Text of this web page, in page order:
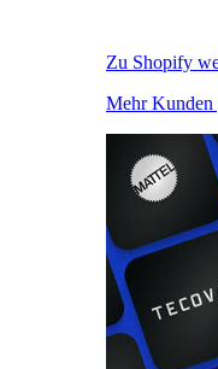
Zu Shopify
Mehr Kunden